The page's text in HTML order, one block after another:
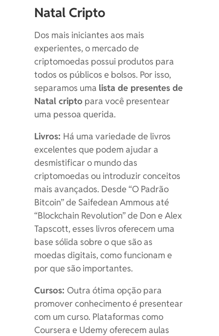
Natal Cripto
Dos mais iniciantes aos mais
experientes, o mercado de
criptomoedas possui produtos para
todos os públicos e bolsos. Por isso,
separamos uma lista de presentes de
Natal cripto para você presentear
uma pessoa querida.
Livros: Há uma variedade de livros
excelentes que podem ajudar a
desmistificar o mundo das
criptomoedas ou introduzir conceitos
mais avançados. Desde “O Padrão
Bitcoin” de Saifedean Ammous até
“Blockchain Revolution” de Don e Alex
Tapscott, esses livros oferecem uma
base sólida sobre o que são as
moedas digitais, como funcionam e
por que são importantes.
Cursos:Outra ótima opção para
promover conhecimento é presentear
com um curso. Plataformas como
Coursera e Udemy oferecem aulas